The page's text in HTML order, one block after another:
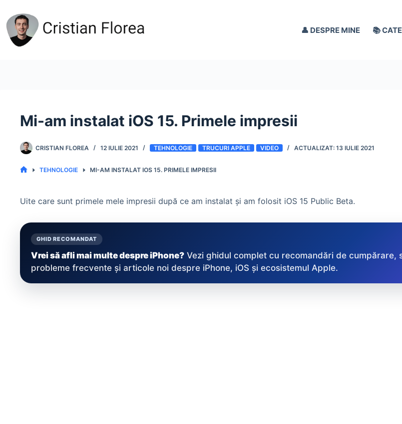
conținut
👤 DESPRE MINE 📚
Mi-am instalat iOS 15. Primele impresii
CRISTIAN FLOREA 12 IULIE 2021 TEHNOLOGIE TRUCURI APPLE VIDEO 13 IULIE 2021
TEHNOLOGIE MI-AM INSTALAT IOS 15. PRIMELE IMPRESII
Uite care sunt primele mele impresii după ce am instalat și am folosit iOS 15 Public Beta.
GHID RECOMANDAT
Vrei să afli mai multe despre iPhone? Vezi ghidul complet cu recomandări de cumpărare,
probleme frecvente și articole noi despre iPhone, iOS și ecosistemul Apple.